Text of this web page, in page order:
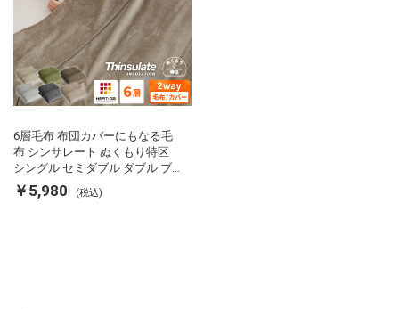
6層毛布 布団カバーにもなる毛
布 シンサレート ぬくもり特区
シングル セミダブル ダブル ブ
ランケット 掛け布団カバー フラ
ンネル 保温 蓄熱 吸湿 発熱 断熱
￥5,980 (税込)